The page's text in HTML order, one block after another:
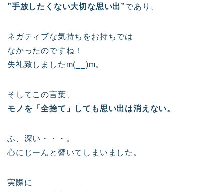
”手放したくない大切な思い出”であり、
ネガティブな気持ちをお持ちでは
なかったのですね！
失礼致しましたm(__)m。
そしてこの言葉、
モノを「全捨て」しても思い出は消えない。
ふ、深い・・・。
心にじーんと響いてしまいました。
実際に